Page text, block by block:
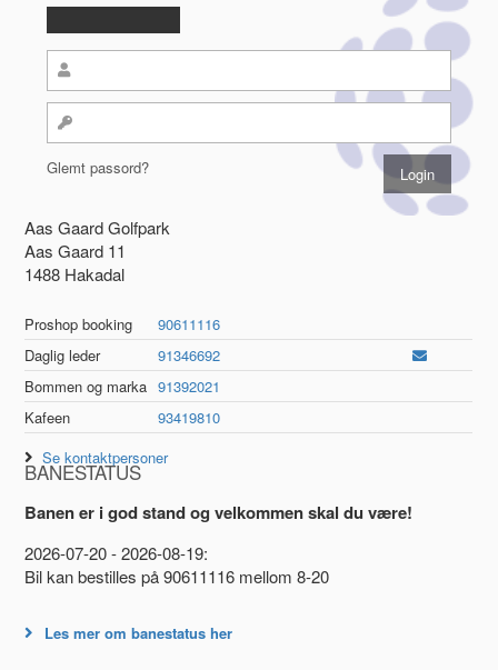
Glemt passord?
Aas Gaard Golfpark
Aas Gaard 11
1488 Hakadal
Proshop booking
90611116
Daglig leder
91346692
Bommen og marka 91392021
Kafeen
93419810
Se kontaktpersoner
BANESTATUS
Banen er i god stand og velkommen skal du være!
2026-07-20 - 2026-08-19:
Bil kan bestilles på 90611116 mellom 8-20
Les mer om banestatus her